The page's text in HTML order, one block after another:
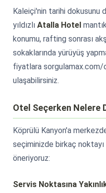
Kaleiçi'nin tarihi dokusunu
yıldızlı Atalla Hotel
konumu, rafting sonrası
sokaklarında yürüyüş
fiyatlara
ulaşabilirsiniz.
Otel Seçerken Nelere
Köprülü Kanyon'a
seçiminizde birkaç noktayı
öneriyoruz:
Servis Noktasına